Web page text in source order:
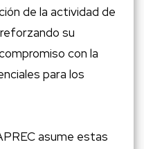
de la actividad de
su
con la
para los
asume estas